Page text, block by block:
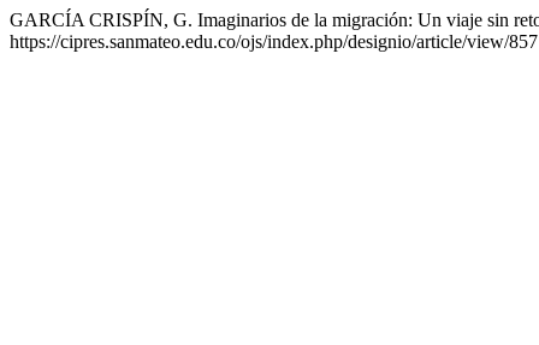
GARCÍA CRISPÍN, G. Imaginarios de la migración: Un viaje sin
https://cipres.sanmateo.edu.co/ojs/index.php/designio/article/view/